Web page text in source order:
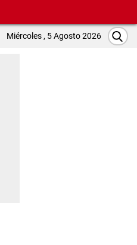
Miércoles , 5 Agosto 2026